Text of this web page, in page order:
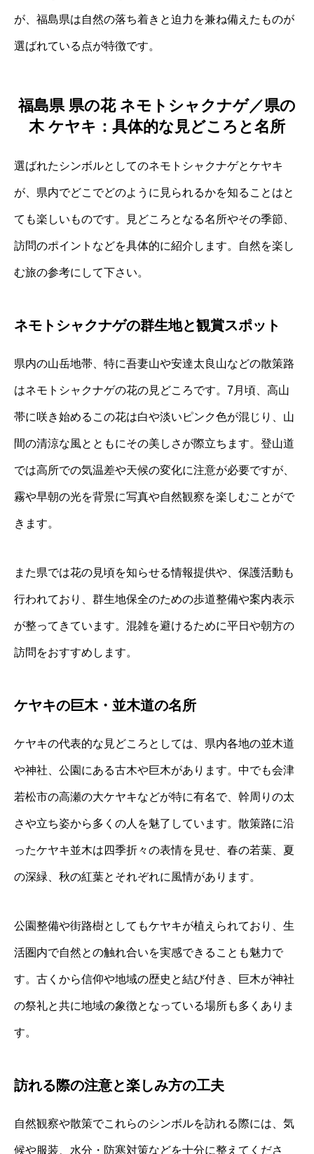
が、福島県は自然の落ち着きと迫力を兼ね備えたものが
選ばれている点が特徴です。
福島県 県の花 ネモトシャクナゲ／県の
木 ケヤキ：具体的な見どころと名所
選ばれたシンボルとしてのネモトシャクナゲとケヤキ
が、県内でどこでどのように見られるかを知ることはと
ても楽しいものです。見どころとなる名所やその季節、
訪問のポイントなどを具体的に紹介します。自然を楽し
む旅の参考にして下さい。
ネモトシャクナゲの群生地と観賞スポット
県内の山岳地帯、特に吾妻山や安達太良山などの散策路
はネモトシャクナゲの花の見どころです。7月頃、高山
帯に咲き始めるこの花は白や淡いピンク色が混じり、山
間の清涼な風とともにその美しさが際立ちます。登山道
では高所での気温差や天候の変化に注意が必要ですが、
霧や早朝の光を背景に写真や自然観察を楽しむことがで
きます。
また県では花の見頃を知らせる情報提供や、保護活動も
行われており、群生地保全のための歩道整備や案内表示
が整ってきています。混雑を避けるために平日や朝方の
訪問をおすすめします。
ケヤキの巨木・並木道の名所
ケヤキの代表的な見どころとしては、県内各地の並木道
や神社、公園にある古木や巨木があります。中でも会津
若松市の高瀬の大ケヤキなどが特に有名で、幹周りの太
さや立ち姿から多くの人を魅了しています。散策路に沿
ったケヤキ並木は四季折々の表情を見せ、春の若葉、夏
の深緑、秋の紅葉とそれぞれに風情があります。
公園整備や街路樹としてもケヤキが植えられており、生
活圏内で自然との触れ合いを実感できることも魅力で
す。古くから信仰や地域の歴史と結び付き、巨木が神社
の祭礼と共に地域の象徴となっている場所も多くありま
す。
訪れる際の注意と楽しみ方の工夫
自然観察や散策でこれらのシンボルを訪れる際には、気
候や服装、水分・防寒対策などを十分に整えてくださ